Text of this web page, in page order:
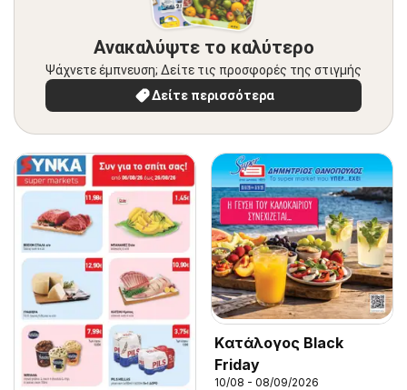
Ανακαλύψτε το καλύτερο
Ψάχνετε έμπνευση; Δείτε τις προσφορές της στιγμής
Δείτε περισσότερα
Kατάλογος Black
Friday
10/08 - 08/09/2026